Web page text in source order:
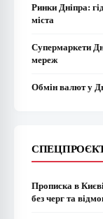
Ринки Дніпра:
міста
Супермаркети
мереж
Обмін валют у
Прописка в
без черг та